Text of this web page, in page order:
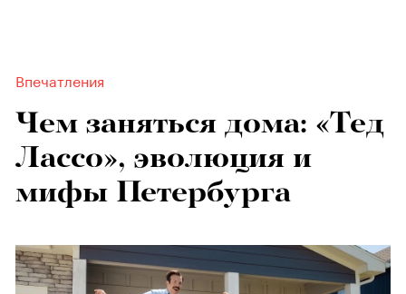
Впечатления
Чем заняться дома: «Тед
Лассо», эволюция и
мифы Петербурга